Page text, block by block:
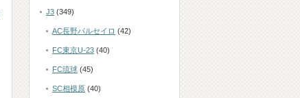
J3 (349)
AC長野パルセイロ (42)
FC東京U-23 (40)
FC琉球 (45)
SC相模原 (40)